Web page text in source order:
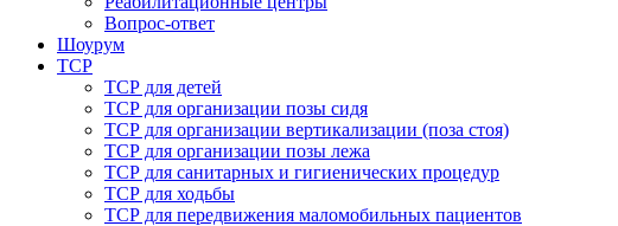
Вопрос-ответ
Шоурум
ТСР
ТСР для детей
ТСР для организации позы сидя
ТСР для организации вертикализации (поза стоя)
ТСР для организации позы лежа
ТСР для санитарных и гигиенических процедур
ТСР для ходьбы
ТСР для передвижения маломобильных пациентов